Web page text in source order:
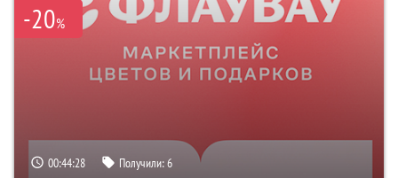
-20%
00:44:27 Получили:6